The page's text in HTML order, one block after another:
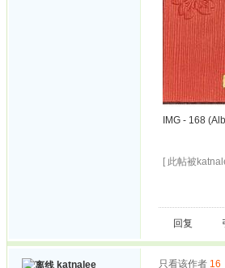
IMG - 168
[ 此帖被
回复
katnalee 只看该作者 16